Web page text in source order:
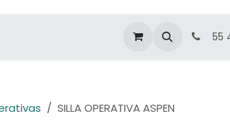
55
SILLA OPERATIVA ASPEN